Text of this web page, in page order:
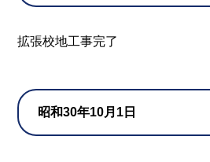
拡張校地工事完了
昭和30年10月1日